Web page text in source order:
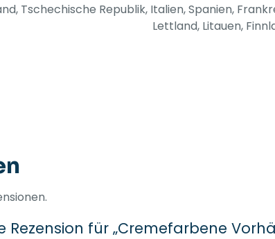
Tschechische Republik, Italien, Spanien,
Lettland, Litauen,
Rezension für „Cremefarbene